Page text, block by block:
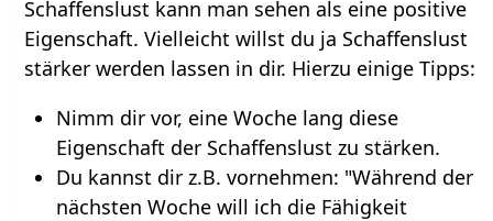
Schaffenslust kann man sehen als eine positive
Eigenschaft. Vielleicht willst du ja Schaffenslust
stärker werden lassen in dir. Hierzu einige Tipps:
Nimm dir vor, eine Woche lang diese
Eigenschaft der Schaffenslust zu stärken.
Du kannst dir z.B. vornehmen: "Während der
nächsten Woche will ich die Fähigkeit